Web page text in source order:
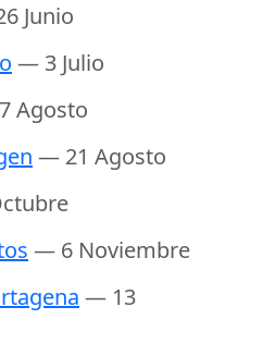
Junio
— 3 Julio
Agosto
— 21 Agosto
— 6 Noviembre
— 13